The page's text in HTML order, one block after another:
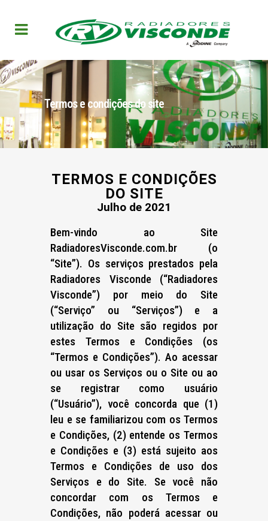
Termos e condições do site
TERMOS E CONDIÇÕES
DO SITE
Julho de 2021
Bem-vindo ao Site
RadiadoresVisconde.com.br (o
“Site”). Os serviços prestados pela
Radiadores Visconde (“Radiadores
Visconde”) por meio do Site
(“Serviço” ou “Serviços”) e a
utilização do Site são regidos por
estes Termos e Condições (os
“Termos e Condições”). Ao acessar
ou usar os Serviços ou o Site ou ao
se registrar como usuário
(“Usuário”), você concorda que (1)
leu e se familiarizou com os Termos
e Condições, (2) entende os Termos
e Condições e (3) está sujeito aos
Termos e Condições de uso dos
Serviços e do Site. Se você não
concordar com os Termos e
Condições, não poderá acessar ou